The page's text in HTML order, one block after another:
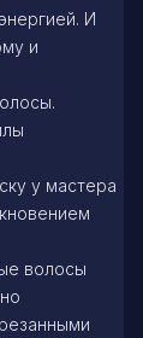
И
и
у мастера
волосы